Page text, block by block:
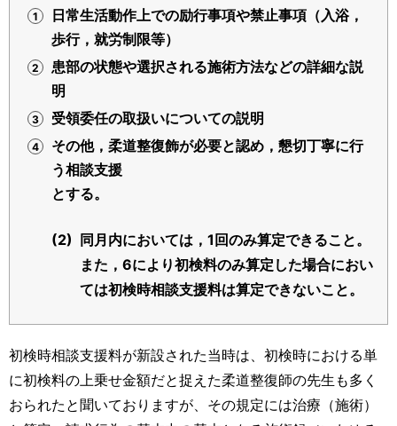
日常生活動作上での励行事項や禁止事項（入浴，
歩行，就労制限等）
患部の状態や選択される施術方法などの詳細な説
明
受領委任の取扱いについての説明
その他，柔道整復飾が必要と認め，懇切丁寧に行
う相談支援
とする。
(2) 同月内においては，1回のみ算定できること。
また，6により初検料のみ算定した場合におい
ては初検時相談支援料は算定できないこと。
初検時相談支援料が新設された当時は、初検時における単
に初検料の上乗せ金額だと捉えた柔道整復師の先生も多く
おられたと聞いておりますが、その規定には治療（施術）